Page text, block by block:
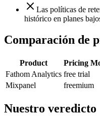
Las políticas de
histórico en planes
Comparación de
Product Pricing
Fathom Analytics free trial
Mixpanel
freemium
Nuestro veredicto